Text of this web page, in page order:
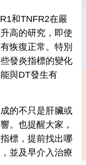
和TNFR2在嚴
高的研究，即使
恢復正常。特別
發炎指標的變化
與DT發生有
的不只是肝臟或
。也提醒大家，
標，提前找出哪
並及早介入治療